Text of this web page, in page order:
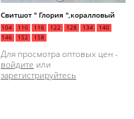
Свитшот " Глория ",коралловый
104 110 116 122 128 134
140
146
152 158
Для просмотра оптовых цен -
войдите или
зарегистрируйтесь